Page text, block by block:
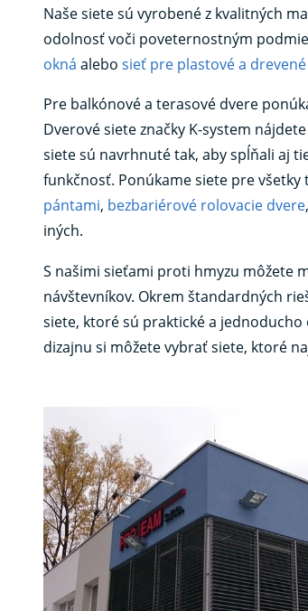
Naše siete sú vyrobené z kvalitných
odolnosť voči poveternostným
okná alebo sieť pre plastové a
Pre balkónové a terasové dvere
Dverové siete značky K-system
siete sú navrhnuté tak, aby spĺňali aj
funkčnosť. Ponúkame siete pre
pántami, bezbariérové rolovacie dvere,
iných.
S našimi sieťami proti hmyzu môžete
návštevníkov. Okrem štandardných
siete, ktoré sú praktické a
dizajnu si môžete vybrať siete, ktoré